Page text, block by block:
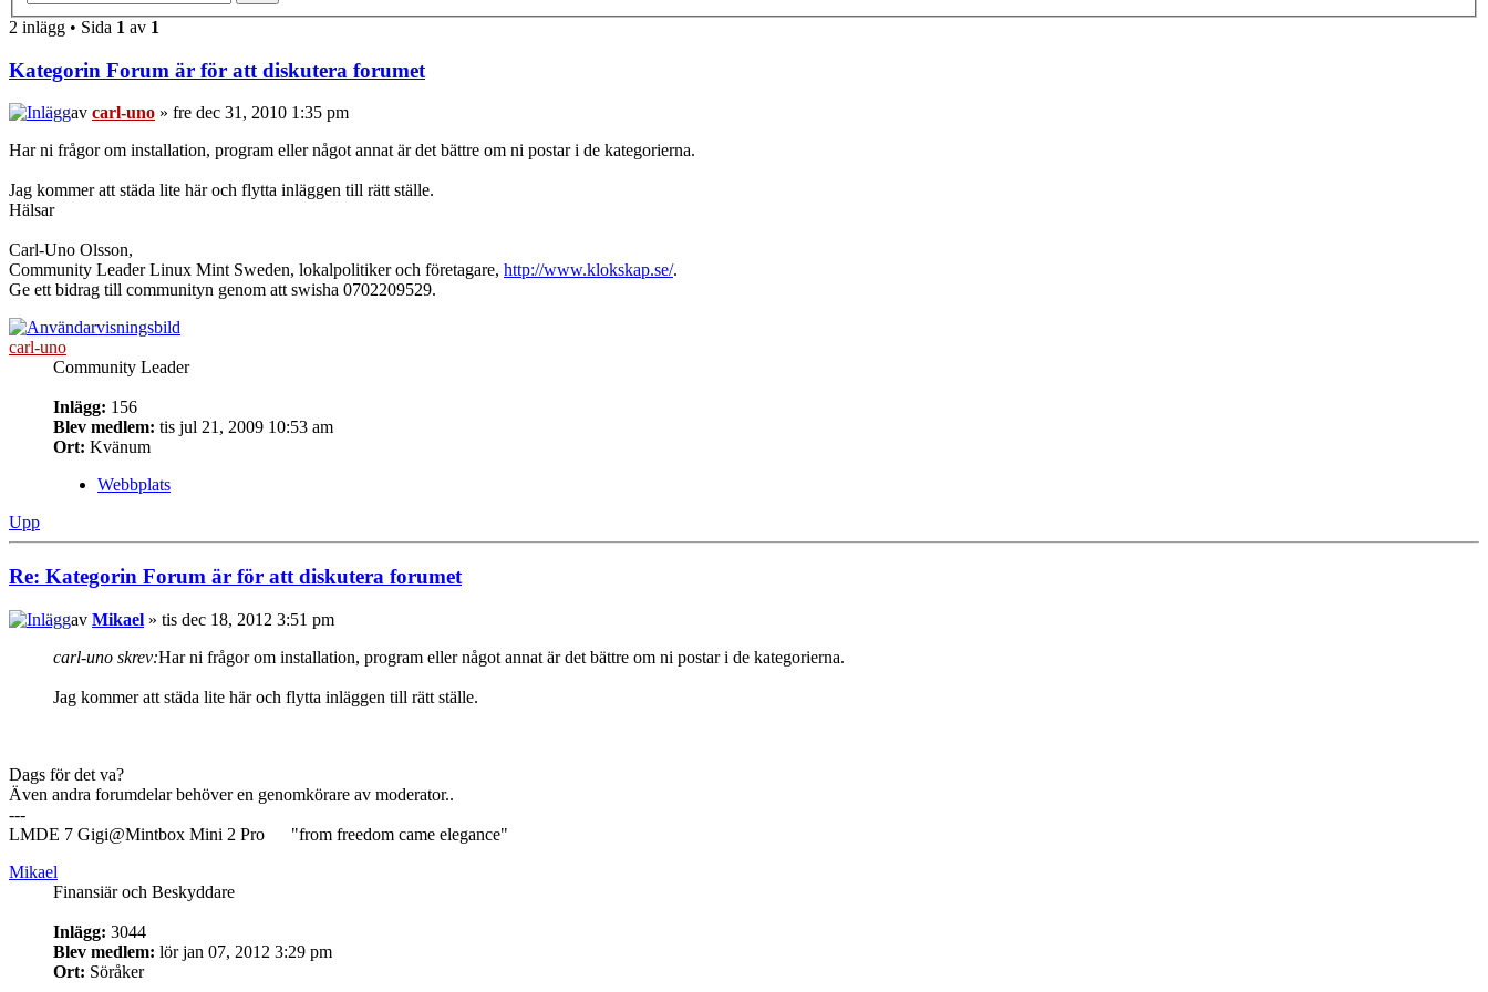
2 inlägg • Sida 1 av 1
Kategorin Forum är för att diskutera forumet
av carl-uno » fre dec 31, 2010 1:35 pm
Har ni frågor om installation, program eller något annat är det bättre om ni postar i de kategorierna.
Jag kommer att städa lite här och flytta inläggen till rätt ställe.
Hälsar
Carl-Uno Olsson,
Community Leader Linux Mint Sweden, lokalpolitiker och företagare, http://www.klokskap.se/.
Ge ett bidrag till communityn genom att swisha 0702209529.
carl-uno
Community Leader
Inlägg: 156
Blev medlem: tis jul 21, 2009 10:53 am
Ort: Kvänum
Webbplats
Upp
Re: Kategorin Forum är för att diskutera forumet
av Mikael » tis dec 18, 2012 3:51 pm
carl-uno skrev:Har ni frågor om installation, program eller något annat är det bättre om ni postar i de kategorierna.
Jag kommer att städa lite här och flytta inläggen till rätt ställe.
Dags för det va?
Även andra forumdelar behöver en genomkörare av moderator..
---
LMDE 7 Gigi@Mintbox Mini 2 Pro "from freedom came elegance"
Mikael
Finansiär och Beskyddare
Inlägg: 3044
Blev medlem: lör jan 07, 2012 3:29 pm
Ort: Söråker